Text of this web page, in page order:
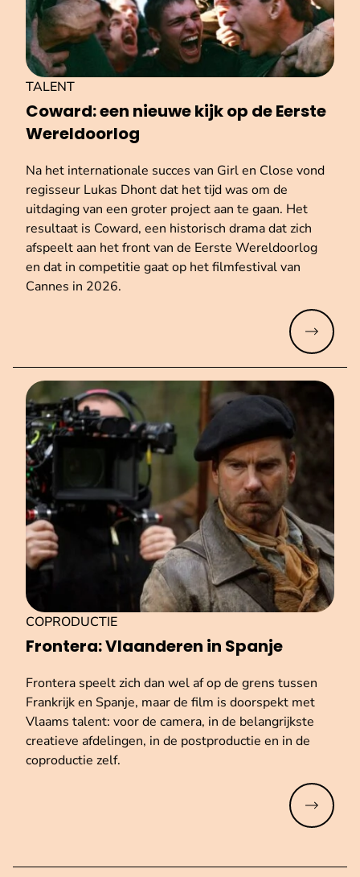
Coward: een nieuwe kijk op de Eerste
We­reld­oor­log
TALENT
Na het internationale succes van Girl en Close vond
regisseur Lukas Dhont dat het tijd was om de
uitdaging van een groter project aan te gaan. Het
resultaat is Coward, een historisch drama dat zich
afspeelt aan het front van de Eerste Wereldoorlog
en dat in competitie gaat op het filmfestival van
Cannes in 2026.
Meer
Frontera: Vlaanderen in Spanje
COPRODUCTIE
Frontera speelt zich dan wel af op de grens tussen
Frankrijk en Spanje, maar de film is doorspekt met
Vlaams talent: voor de camera, in de belangrijkste
creatieve afdelingen, in de postproductie en in de
coproductie zelf.
Meer